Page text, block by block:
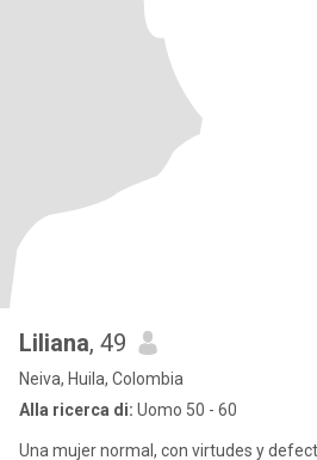
Liliana, 49
Neiva, Huila, Colombia
Alla ricerca di: Uomo 50 - 60
Una mujer normal, con virtudes y